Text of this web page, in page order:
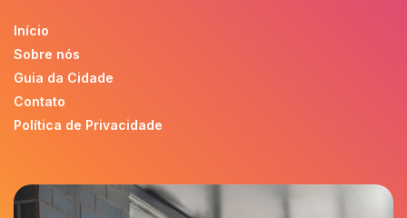
Início
Sobre nós
Guia da Cidade
Contato
Política de Privacidade